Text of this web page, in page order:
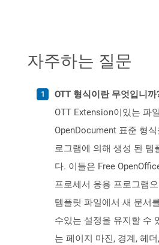
자주하는 질문
OTT 형식이란 무엇입니까
OTT Extension이있는 파
OpenDocument 표준 형
로그램에 의해 생성 된 템
다. 이들은 Free
프로세서 응용 프로그램
템플릿 파일에서 새 문서
수있는 설정을 유지할 수
는 페이지 마진, 경계, 헤